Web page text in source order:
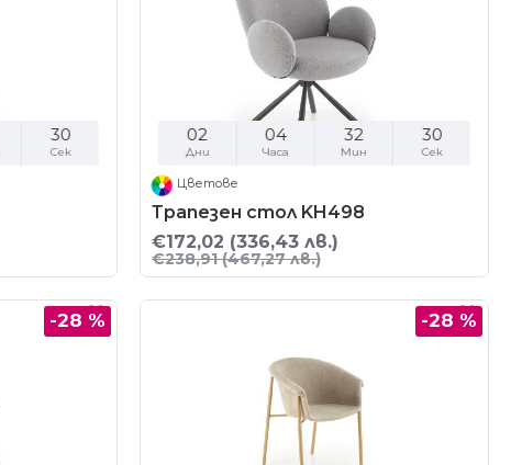
29
Сек
02
Дни
04
Часа
32
Мин
29
Сек
Цветове
Трапезен стол KH498
€172,02 (336,43 лв.)
€238,91(467,27 лв.)
-28 % -28 %